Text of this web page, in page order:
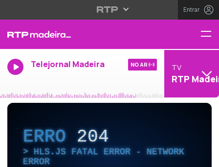
Entrar
Telejornal Madeira NO AR TV
RTP
ERRO204
HLS.JS FATAL ERROR - NETWORK
ERROR